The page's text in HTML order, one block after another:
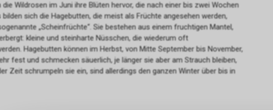
Wildrosen im Juni ihre Blüten hervor, die nach einer bis zwei Wochen
sich die Hagebutten, die meist als Früchte angesehen werden,
„Scheinfrüchte“. Sie bestehen aus einem fruchtigen Mantel,
kleine und steinharte Nüsschen, die wiederum oft
Hagebutten können im Herbst, von Mitte September bis November,
fest und schmecken säuerlich, je länger sie aber am Strauch bleiben,
Zeit schrumpeln sie ein, sind allerdings den ganzen Winter über bis in